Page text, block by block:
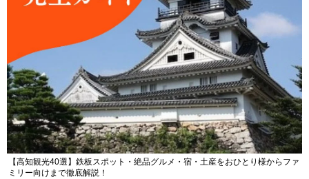
【高知観光40選】鉄板スポット・絶品グルメ・宿・土産をおひとり様からファ
ミリー向けまで徹底解説！